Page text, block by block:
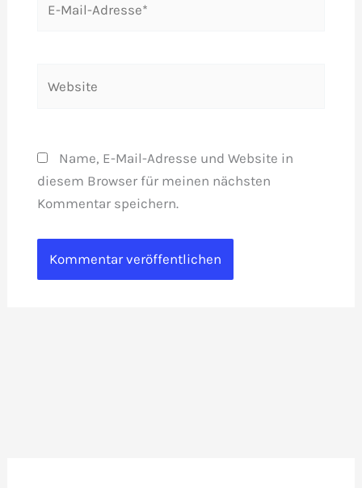
Mail-
Name, E-Mail-Adresse und Website in
diesem Browser für meinen nächsten
Kommentar speichern.